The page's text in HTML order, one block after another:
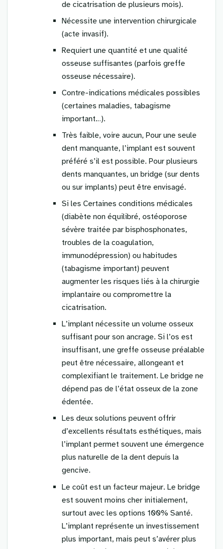
de cicatrisation de plusieurs mois).
Nécessite une intervention chirurgicale
(acte invasif).
Requiert une quantité et une qualité
osseuse suffisantes (parfois greffe
osseuse nécessaire).
Contre-indications médicales possibles
(certaines maladies, tabagisme
important…).
Très faible, voire aucun, Pour une seule
dent manquante, l’implant est souvent
préféré s’il est possible. Pour plusieurs
dents manquantes, un bridge (sur dents
ou sur implants) peut être envisagé.
Si les Certaines conditions médicales
(diabète non équilibré, ostéoporose
sévère traitée par bisphosphonates,
troubles de la coagulation,
immunodépression) ou habitudes
(tabagisme important) peuvent
augmenter les risques liés à la chirurgie
implantaire ou compromettre la
cicatrisation.
L’implant nécessite un volume osseux
suffisant pour son ancrage. Si l’os est
insuffisant, une greffe osseuse préalable
peut être nécessaire, allongeant et
complexifiant le traitement. Le bridge ne
dépend pas de l’état osseux de la zone
édentée.
Les deux solutions peuvent offrir
d’excellents résultats esthétiques, mais
l’implant permet souvent une émergence
plus naturelle de la dent depuis la
gencive.
Le coût est un facteur majeur. Le bridge
est souvent moins cher initialement,
surtout avec les options 100% Santé.
L’implant représente un investissement
plus important, mais peut s’avérer plus